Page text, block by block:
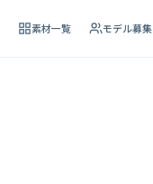
素材一覧 モデル募集